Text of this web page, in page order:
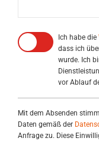
Ich habe die
dass ich
wurde. Ich
vor Ablauf
Mit dem Absenden
Daten gemäß der
Anfrage zu. Diese